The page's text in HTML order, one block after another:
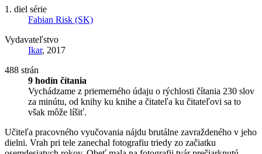
1. diel série
Fabian Risk (SK)
Vydavateľstvo
Ikar, 2017
488 strán
9 hodín čítania
Vychádzame z priemerného údaju o rýchlosti čítania 230 slov
za minútu, od knihy ku knihe a čitateľa ku čitateľovi sa to
však môže líšiť.
Učiteľa pracovného vyučovania nájdu brutálne zavraždeného v jeho
dielni. Vrah pri tele zanechal fotografiu triedy zo začiatku